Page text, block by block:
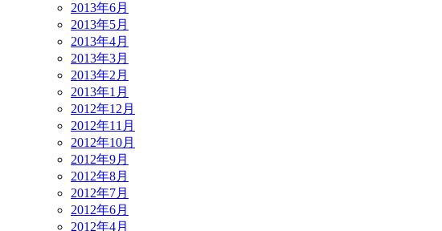
2013年6月
2013年5月
2013年4月
2013年3月
2013年2月
2013年1月
2012年12月
2012年11月
2012年10月
2012年9月
2012年8月
2012年7月
2012年6月
2012年4月